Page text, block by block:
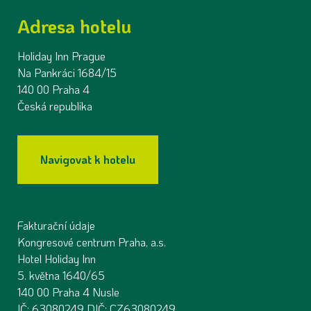
Adresa hotelu
Holiday Inn Prague
Na Pankráci 1684/15
140 00 Praha 4
Česká republika
Navigovat k hotelu
Fakturační údaje
Kongresové centrum Praha, a.s.
Hotel Holiday Inn
5. května 1640/65
140 00 Praha 4 Nusle